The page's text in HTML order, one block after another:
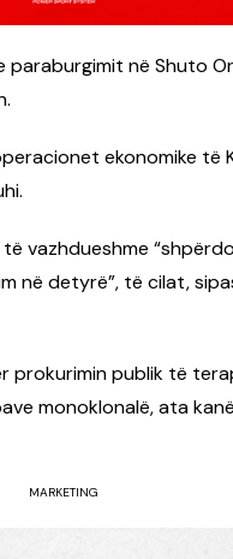
në Shuto
ekonomike të
vazhdueshme
në detyrë”, të cilat,
publik të
monoklonalë, ata
MARKETING